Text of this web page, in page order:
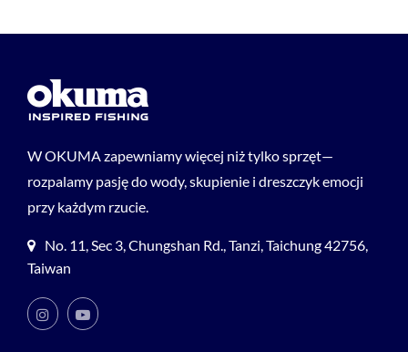
W OKUMA zapewniamy więcej niż tylko sprzęt—
rozpalamy pasję do wody, skupienie i dreszczyk emocji
przy każdym rzucie.
No. 11, Sec 3, Chungshan Rd., Tanzi, Taichung 42756,
Taiwan